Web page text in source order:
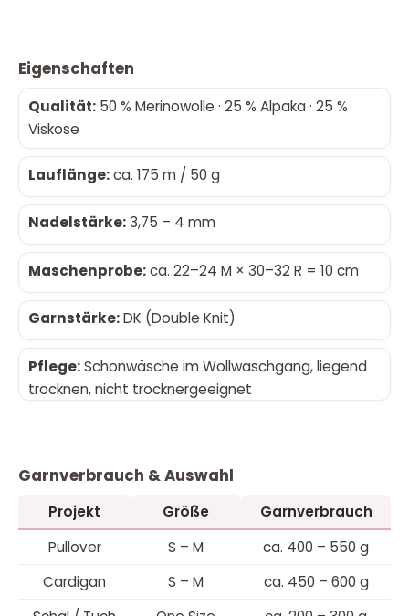
Eigenschaften
Qualität: 50 % Merinowolle · 25 % Alpaka · 25 %
Viskose
Lauflänge:ca. 175 m / 50 g
Nadelstärke:3,75 – 4 mm
Maschenprobe:ca. 22–24 M × 30–32 R = 10 cm
Garnstärke:DK (Double Knit)
Pflege:Schonwäsche im Wollwaschgang, liegend
trocknen, nicht trocknergeeignet
Garnverbrauch & Auswahl
Projekt Größe
Garnverbrauch
Pullover
S – M
ca. 400 – 550 g
Cardigan
S – M
ca. 450 – 600 g